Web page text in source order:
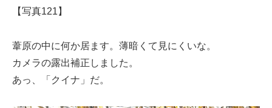
【写真121】
葦原の中に何か居ます。薄暗くて見にくいな。
カメラの露出補正しました。
あっ、「クイナ」だ。